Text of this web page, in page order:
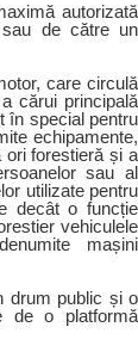
autorizată
de către un
care circulă
cărui principală
în special pentru
echipamente,
ori forestieră și a
sau al
utilizate pentru
decât o funcție
vehiculele
mașini
drum public și o
de o platformă